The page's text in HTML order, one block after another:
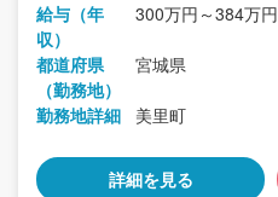
給与（年
収）
300万円～384万円
都道府県
（勤務地）
宮城県
勤務地詳細 美里町
詳細を見る